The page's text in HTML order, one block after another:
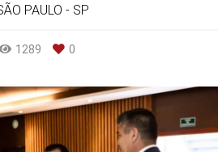
PAULO - SP
1289 0